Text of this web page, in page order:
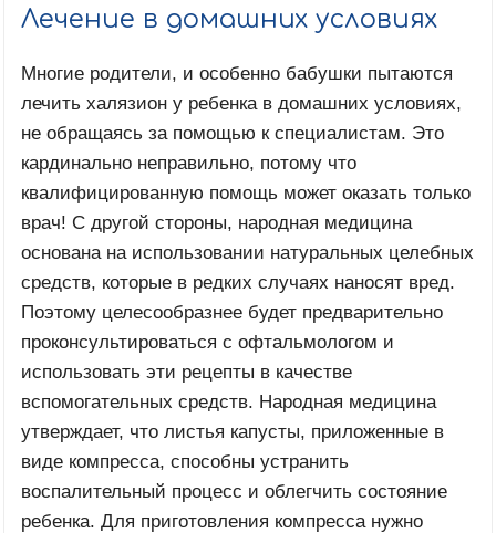
Лечение в домашних условиях
Многие родители, и особенно бабушки пытаются
лечить халязион у ребенка в домашних условиях,
не обращаясь за помощью к специалистам. Это
кардинально неправильно, потому что
квалифицированную помощь может оказать только
врач! С другой стороны, народная медицина
основана на использовании натуральных целебных
средств, которые в редких случаях наносят вред.
Поэтому целесообразнее будет предварительно
проконсультироваться с офтальмологом и
использовать эти рецепты в качестве
вспомогательных средств. Народная медицина
утверждает, что листья капусты, приложенные в
виде компресса, способны устранить
воспалительный процесс и облегчить состояние
ребенка. Для приготовления компресса нужно